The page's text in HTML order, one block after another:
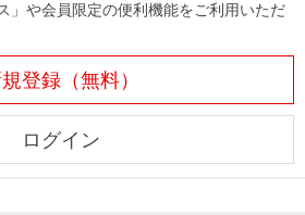
」や会員限定の便利機能をご利用いただ
登録（無料）
ログイン